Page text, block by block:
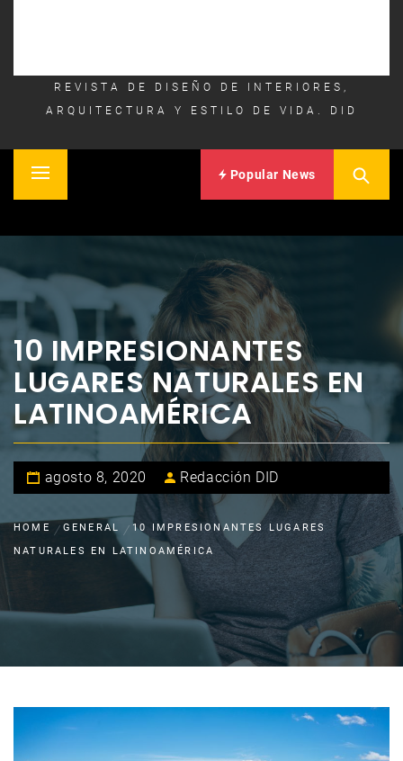
REVISTA DE DISEÑO DE INTERIORES,
ARQUITECTURA Y ESTILO DE VIDA. DID
Primary
Popular News
10 IMPRESIONANTES
LUGARES NATURALES EN
LATINOAMÉRICA
agosto 8, 2020 Redacción DID
HOME GENERAL
10 IMPRESIONANTES LUGARES
NATURALES EN LATINOAMÉRICA